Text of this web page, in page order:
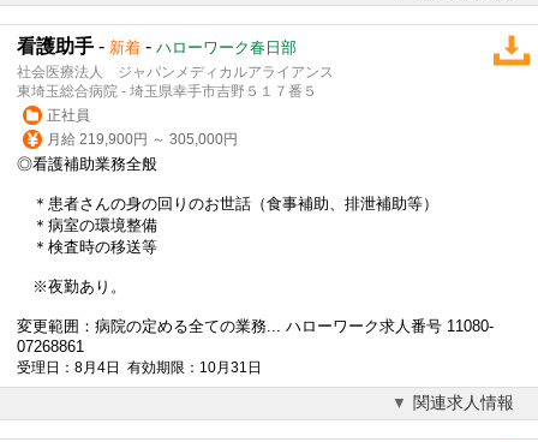
看護助手 - 新着 - ハローワーク春日部
社会医療法人 ジャパンメディカルアライアンス
東埼玉総合病院 - 埼玉県幸手市吉野５１７番５
正社員
月給 219,900円 ～ 305,000円
◎看護補助業務全般
＊患者さんの身の回りのお世話（食事補助、排泄補助等）
＊病室の環境整備
＊検査時の移送等
※夜勤あり。
変更範囲：病院の定める全ての業務... ハローワーク求人番号 11080-
07268861
受理日：8月4日 有効期限：10月31日
関連求人情報